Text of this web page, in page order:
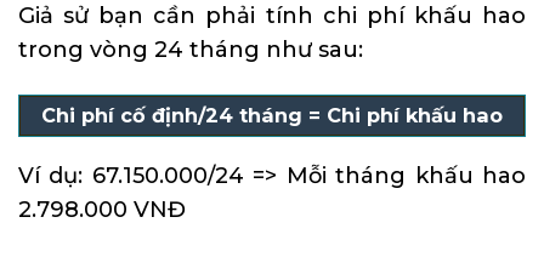
Giả sử bạn cần phải tính chi phí khấu hao
trong vòng 24 tháng như sau:
Chi phí cố định/24 tháng = Chi phí khấu hao
Ví dụ: 67.150.000/24 => Mỗi tháng khấu hao
2.798.000 VNĐ